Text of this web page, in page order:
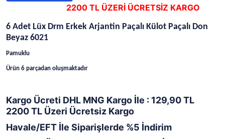
2200 TL ÜZERİ ÜCRETSİZ KARGO
6 Adet Lüx Drm Erkek Arjantin Paçalı Külot Paçalı Don
Beyaz 6021
Pamuklu
Ürün 6 parçadan oluşmaktadır
Kargo Ücreti DHL MNG Kargo İle : 129,90 TL
2200 TL Üzeri Ücretsiz Kargo
Havale/EFT İle Siparişlerde %5 İndirim